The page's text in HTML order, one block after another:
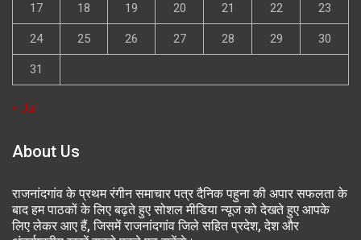
17 18 19 20 21 22 23
24 25 26 27 28 29 30
31
« Jul
About Us
राजनांदगांव के प्रथम रंगीन समाचार पत्र दैनिक पहुना की अपार सफलता के
बाद हम पाठकों के लिए बढ़ते हुए सोशल मीडिया न्यूज को देखते हुए आपके
लिए लेकर आए हैं, जिसमें राजनांदगांव जिले सहित प्रदेश, देश और